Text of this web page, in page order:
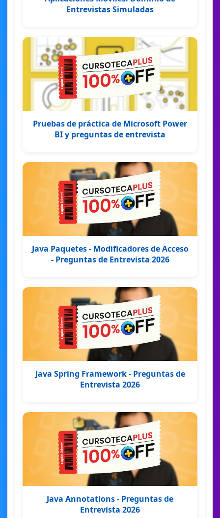
Entrevistas Simuladas
Pruebas de práctica de Microsoft Power
BI y preguntas de entrevista
Java Paquetes - Modificadores de Acceso
- Preguntas de Entrevista 2026
Java Spring Framework - Preguntas de
Entrevista 2026
Java Annotations - Preguntas de
Entrevista 2026